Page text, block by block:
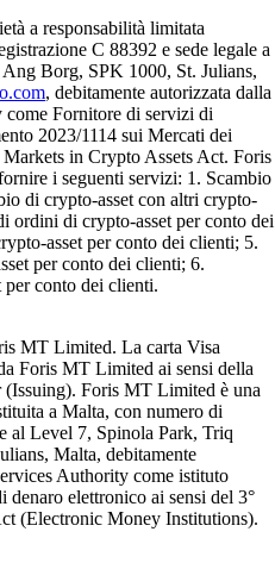
a responsabilità limitata
C 88392 e sede legale a
Borg, SPK 1000, St. Julians,
, debitamente autorizzata dalla
Fornitore di servizi di
2023/1114 sui Mercati dei
in Crypto Assets Act. Foris
i seguenti servizi: 1. Scambio
di crypto-asset con altri crypto-
ordini di crypto-asset per conto dei
asset per conto dei clienti; 5.
per conto dei clienti; 6.
per conto dei clienti.
MT Limited. La carta Visa
Foris MT Limited ai sensi della
Foris MT Limited è una
a Malta, con numero di
al Level 7, Spinola Park, Triq
Malta, debitamente
Authority come istituto
elettronico ai sensi del 3°
(Electronic Money Institutions).